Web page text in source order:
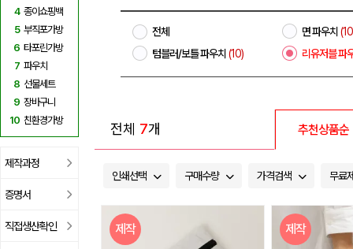
4 종이쇼핑백
5 부직포가방
6 타포린가방
7 파우치
8 선물세트
9 장바구니
10 친환경가방
제작과정
증명서
직접생산확인
전체 면 파우치
텀블러/보틀 파우치 (10) 리유저블 파
전체 7개 추천상품순
인쇄선택 구매수량 가격검색 무료
제작 제작